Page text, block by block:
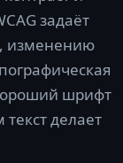
задаёт
изменению
шрифт
делает